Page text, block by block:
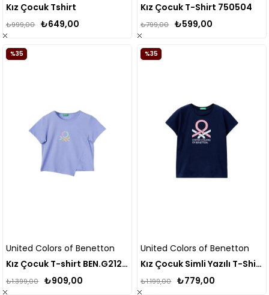
Kız Çocuk Tshirt
₺649,00
₺999,00
Kız Çocuk T-Shirt 750504
₺599,00
₺799,00
United Colors of Benetton
Kız Çocuk T-shirt BEN.G21295
₺909,00
₺1.399,00
%35
United Colors of Benetton
Kız Çocuk Simli Yazılı T-Shirt
₺779,00
₺1.199,00
%35